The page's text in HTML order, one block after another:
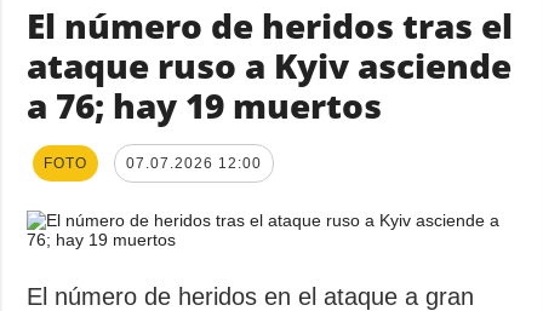
El número de heridos tras el
ataque ruso a Kyiv asciende
a 76; hay 19 muertos
FOTO 07.07.2026 12:00
El número de heridos en el ataque a gran